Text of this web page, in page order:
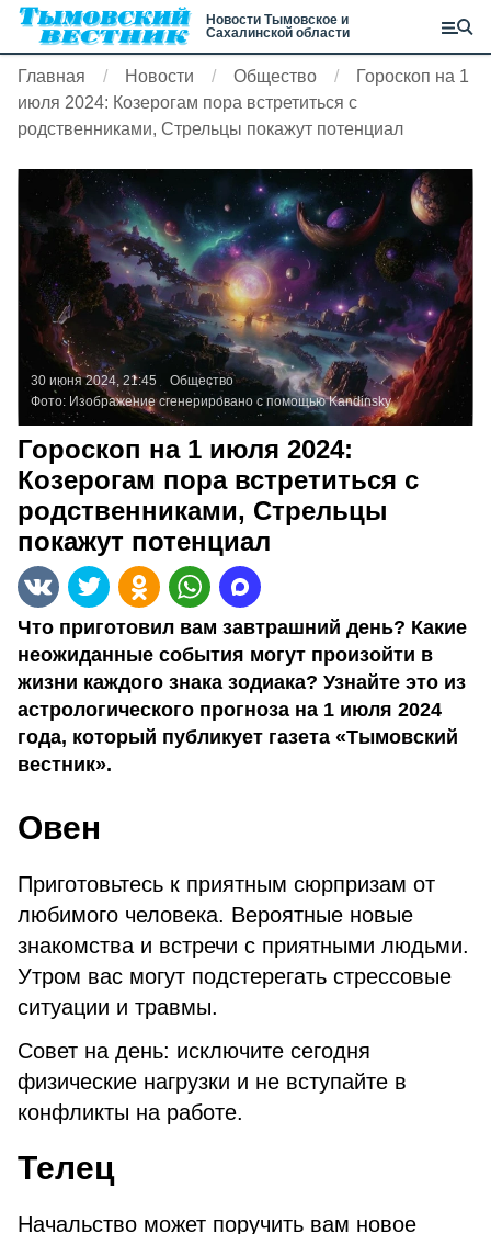
Новости Тымовское и
Сахалинской области
Главная Новости Общество
Гороскоп на 1
июля 2024: Козерогам пора встретиться с
родственниками, Стрельцы покажут потенциал
30 июня 2024, 21:45
Общество
Фото: Изображение сгенерировано с помощью Kandinsky
Гороскоп на 1 июля 2024:
Козерогам пора встретиться с
родственниками, Стрельцы
покажут потенциал
Что приготовил вам завтрашний день? Какие
неожиданные события могут произойти в
жизни каждого знака зодиака? Узнайте это из
астрологического прогноза на 1 июля 2024
года, который публикует газета «Тымовский
вестник».
Овен
Приготовьтесь к приятным сюрпризам от
любимого человека. Вероятные новые
знакомства и встречи с приятными людьми.
Утром вас могут подстерегать стрессовые
ситуации и травмы.
Совет на день: исключите сегодня
физические нагрузки и не вступайте в
конфликты на работе.
Телец
Начальство может поручить вам новое